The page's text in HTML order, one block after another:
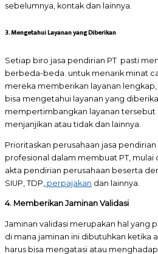
sebelumnya, kontak dan lainnya.
3. Mengetahui Layanan yang Diberikan
Setiap biro jasa pendirian PT pasti
berbeda-beda. untuk menarik minat
mereka memberikan layanan
bisa mengetahui layanan yang
mempertimbangkan layanan tersebut
menjanjikan atau tidak dan lainnya.
Prioritaskan perusahaan jasa
profesional dalam membuat PT,
akta pendirian perusahaan beserta
SIUP, TDP, perpajakan dan lainnya.
4. Memberikan Jaminan Validasi
Jaminan validasi merupakan hal yang
di mana jaminan ini dibutuhkan ketika
harus bisa mengatasi atau